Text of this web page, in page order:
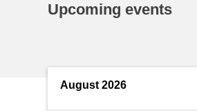
харчування,
знаннями
Upcoming events
August 2026